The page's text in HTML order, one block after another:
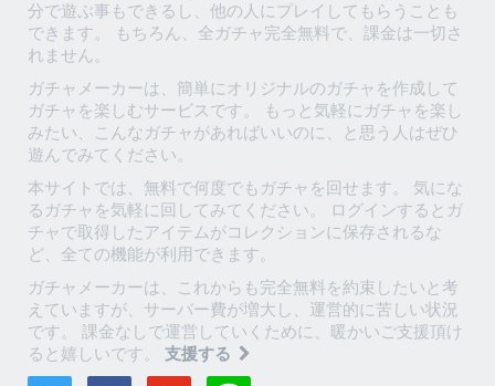
分で遊ぶ事もできるし、他の人にプレイしてもらうことも
できます。 もちろん、全ガチャ完全無料で、課金は一切さ
れません。
ガチャメーカーは、簡単にオリジナルのガチャを作成して
ガチャを楽しむサービスです。 もっと気軽にガチャを楽し
みたい、こんなガチャがあればいいのに、と思う人はぜひ
遊んでみてください。
本サイトでは、無料で何度でもガチャを回せます。 気にな
るガチャを気軽に回してみてください。 ログインするとガ
チャで取得したアイテムがコレクションに保存されるな
ど、全ての機能が利用できます。
ガチャメーカーは、これからも完全無料を約束したいと考
えていますが、サーバー費が増大し、運営的に苦しい状況
です。 課金なしで運営していくために、暖かいご支援頂け
ると嬉しいです。 支援する